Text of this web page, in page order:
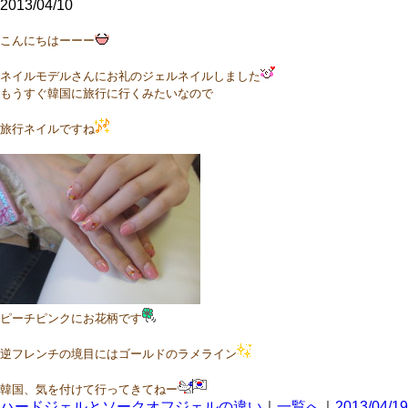
2013/04/10
こんにちはーーー
ネイルモデルさんにお礼のジェルネイルしました
もうすぐ韓国に旅行に行くみたいなので
旅行ネイルですね
ピーチピンクにお花柄です
逆フレンチの境目にはゴールドのラメライン
韓国、気を付けて行ってきてねー